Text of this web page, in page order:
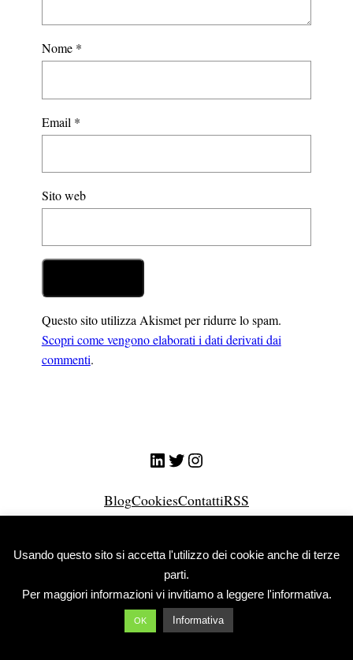
Nome *
Email *
Sito web
Questo sito utilizza Akismet per ridurre lo spam.
Scopri come vengono elaborati i dati derivati dai
commenti.
LinkedIn
TwitterInstagram
BlogCookiesContattiRSS
Usando questo sito si accetta l'utilizzo dei cookie anche di terze
parti.
Per maggiori informazioni vi invitiamo a leggere l'informativa.
OK Informativa